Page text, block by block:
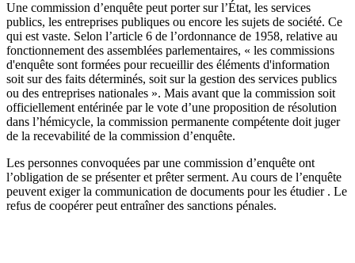
Une commission d’enquête peut porter sur l’État, les services
publics, les entreprises publiques ou encore les sujets de société. Ce
qui est vaste. Selon l’article 6 de l’ordonnance de 1958, relative au
fonctionnement des assemblées parlementaires, « les commissions
d'enquête sont formées pour recueillir des éléments d'information
soit sur des faits déterminés, soit sur la gestion des services publics
ou des entreprises nationales ». Mais avant que la commission soit
officiellement entérinée par le vote d’une proposition de résolution
dans l’hémicycle, la commission permanente compétente doit juger
de la recevabilité de la commission d’enquête.
Les personnes convoquées par une commission d’enquête ont
l’obligation de se présenter et prêter serment. Au cours de l’enquête
peuvent exiger la communication de documents pour les étudier . Le
refus de coopérer peut entraîner des sanctions pénales.